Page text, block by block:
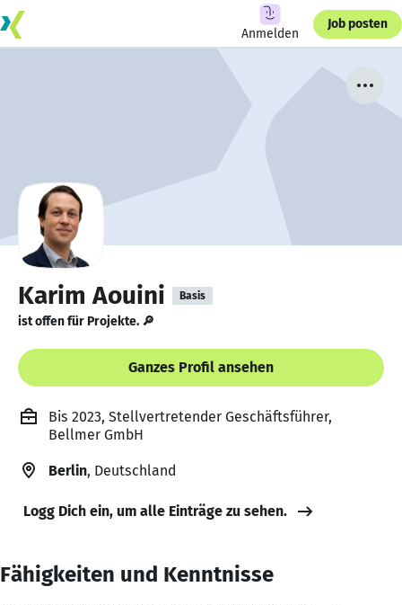
Anmelden
Job posten
Karim Aouini Basis
ist offen für Projekte. 🔎
Ganzes Profil ansehen
Bis 2023, Stellvertretender Geschäftsführer,
Bellmer GmbH
Berlin, Deutschland
Logg Dich ein, um alle Einträge zu sehen.
Fähigkeiten und Kenntnisse